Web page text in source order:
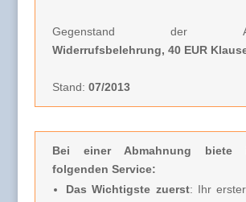
Gegenstand der
Widerrufsbelehrung, 40 EUR
Stand: 07/2013
Bei einer Abmahnung biete
folgenden Service:
Das Wichtigste zuerst: Ihr